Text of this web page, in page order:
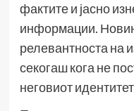
фактите и јасно
информации.
релевантноста на
секогаш кога не
неговиот